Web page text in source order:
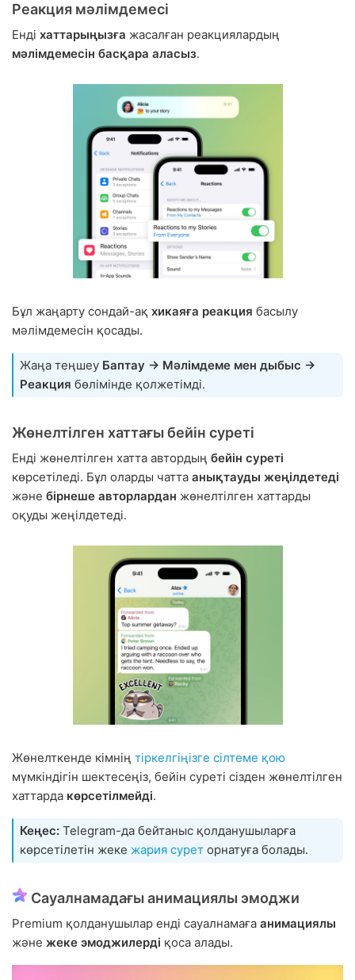
Реакция мәлімдемесі
Енді хаттарыңызға жасалған реакциялардың
мәлімдемесін басқара аласыз.
Бұл жаңарту сондай-ақ хикаяға реакция басылу
мәлімдемесін қосады.
Жаңа теңшеу Баптау → Мәлімдеме мен дыбыс →
Реакция бөлімінде қолжетімді.
Жөнелтілген хаттағы бейін суреті
Енді жөнелтілген хатта автордың бейін суреті
көрсетіледі. Бұл оларды чатта анықтауды жеңілдетеді
және бірнеше авторлардан жөнелтілген хаттарды
оқуды жеңілдетеді.
Жөнелткенде кімнің тіркелгіңізге сілтеме қою
мүмкіндігін шектесеңіз, бейін суреті сізден жөнелтілген
хаттарда көрсетілмейді.
Кеңес: Telegram-да бейтаныс қолданушыларға
көрсетілетін жеке жария сурет орнатуға болады.
Сауалнамадағы анимациялы эмоджи
Premium қолданушылар енді сауалнамаға анимациялы
және жеке эмоджилерді қоса алады.